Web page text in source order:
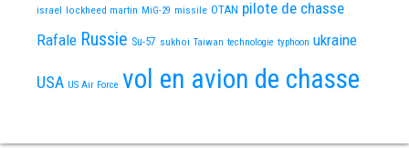
israel lockheed martin MiG-29 missile OTAN pilote de chasse
Rafale Russie Su-57 sukhoi Taiwan technologie typhoon ukraine
USA US Air Force vol en avion de chasse